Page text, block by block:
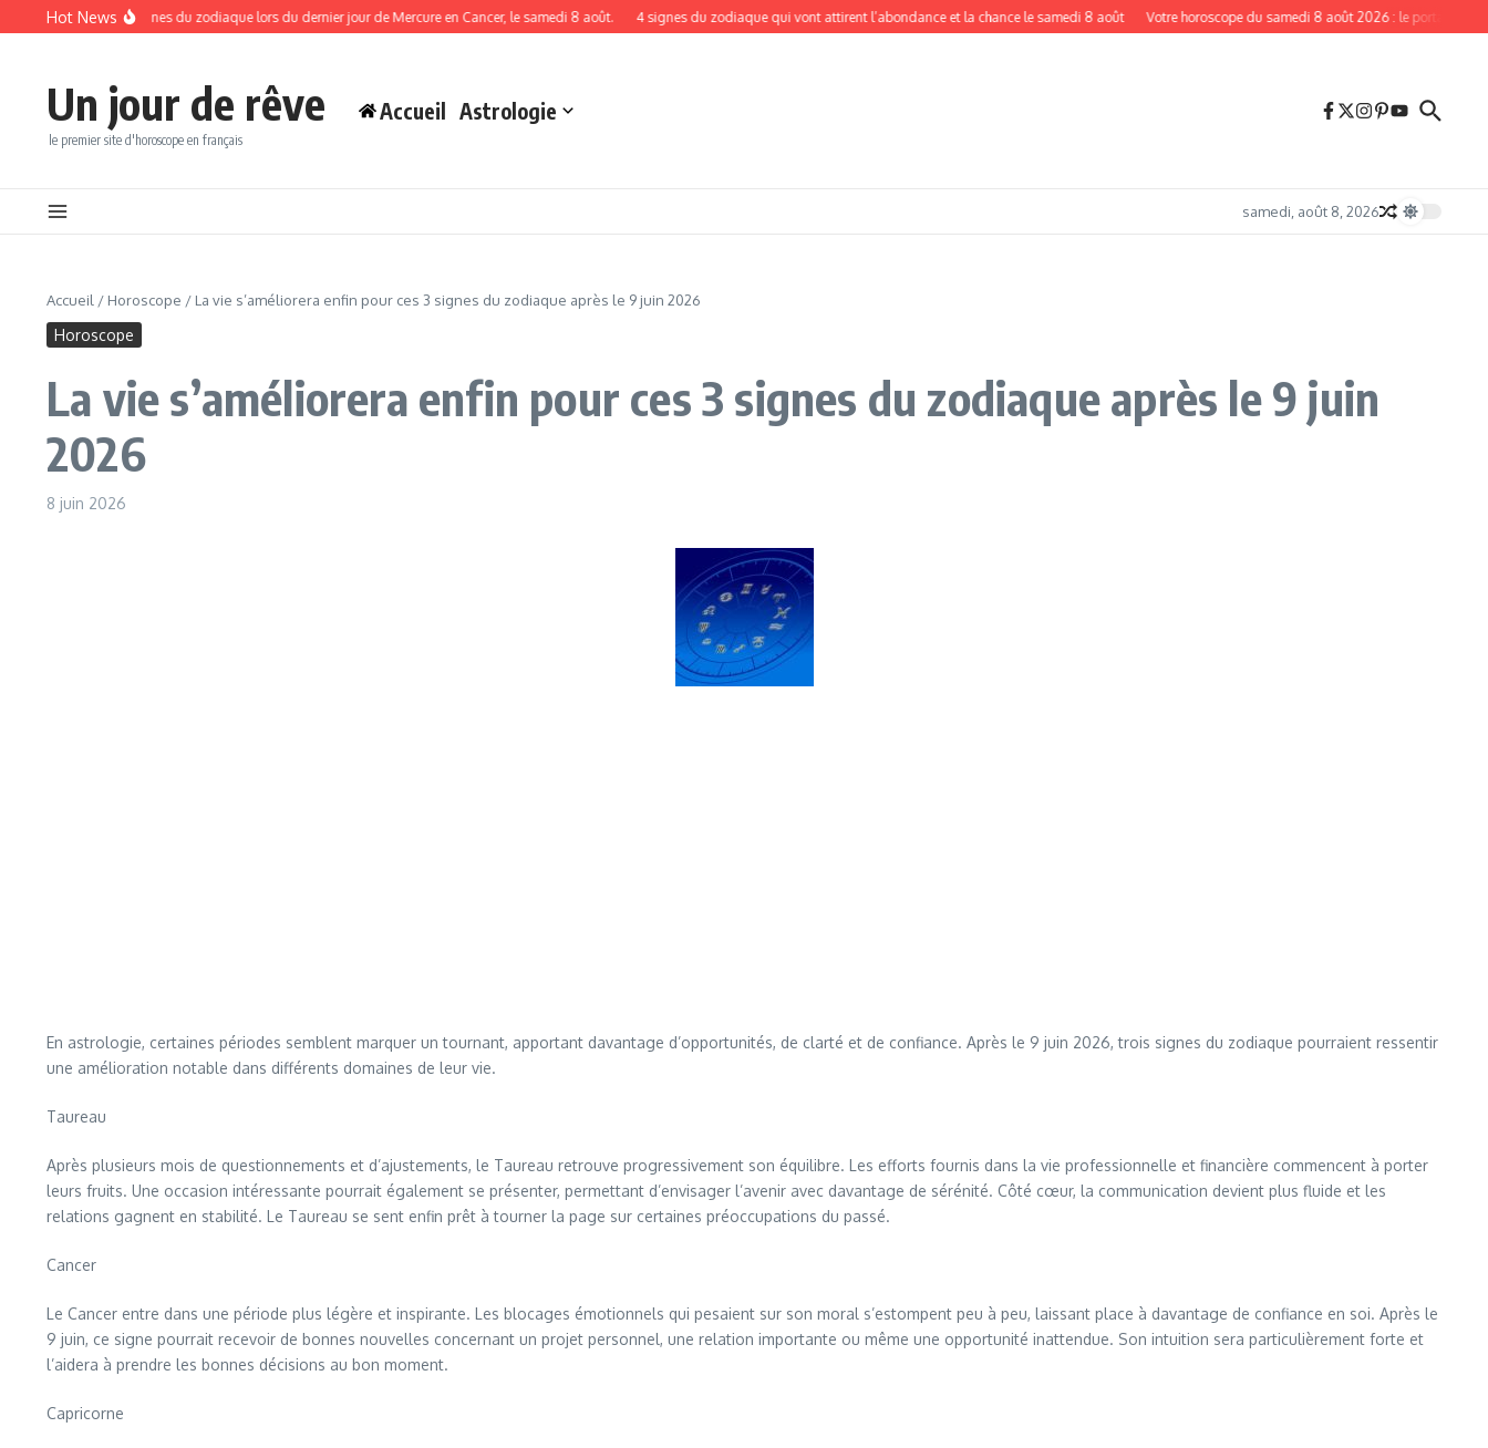
Aller au contenu
Hot News
pour ces 3 signes du zodiaque lors du dernier jour de Mercure en Cancer, le samedi 8 août. 4 signes du zodiaque qui vont attirent l’abondance et la chance le samedi 8 août Votre horoscope du samedi 8 août 2026 : le portail de la Porte
Un jour de rêve
le premier site d'horoscope en français
Accueil Astrologie
samedi, août 8, 2026
Accueil / Horoscope / La vie s’améliorera enfin pour ces 3 signes du zodiaque après le 9 juin 2026
Horoscope
La vie s’améliorera enfin pour ces 3 signes du zodiaque après le 9 juin
2026
8 juin 2026
En astrologie, certaines périodes semblent marquer un tournant, apportant davantage d’opportunités, de clarté et de confiance. Après le 9 juin 2026, trois signes du zodiaque pourraient ressentir
une amélioration notable dans différents domaines de leur vie.
Taureau
Après plusieurs mois de questionnements et d’ajustements, le Taureau retrouve progressivement son équilibre. Les efforts fournis dans la vie professionnelle et financière commencent à porter
leurs fruits. Une occasion intéressante pourrait également se présenter, permettant d’envisager l’avenir avec davantage de sérénité. Côté cœur, la communication devient plus fluide et les
relations gagnent en stabilité. Le Taureau se sent enfin prêt à tourner la page sur certaines préoccupations du passé.
Cancer
Le Cancer entre dans une période plus légère et inspirante. Les blocages émotionnels qui pesaient sur son moral s’estompent peu à peu, laissant place à davantage de confiance en soi. Après le
9 juin, ce signe pourrait recevoir de bonnes nouvelles concernant un projet personnel, une relation importante ou même une opportunité inattendue. Son intuition sera particulièrement forte et
l’aidera à prendre les bonnes décisions au bon moment.
Capricorne